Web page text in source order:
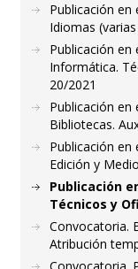
Publicación en
Idiomas
Publicación en
Informática.
20/2021
Publicación en
Bibliotecas.
Publicación en
Edición y
Publicación
Técnicos y
Convocatoria.
Atribución